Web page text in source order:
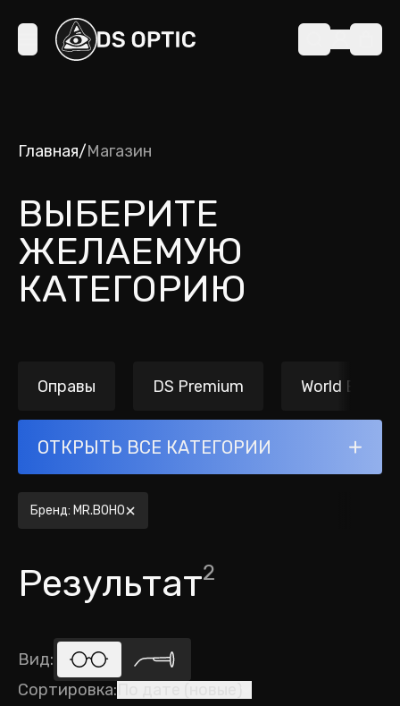
Главная/Магазин
ВЫБЕРИТЕ
ЖЕЛАЕМУЮ
КАТЕГОРИЮ
Оправы DS Premium World Brands
ОТКРЫТЬ ВСЕ КАТЕГОРИИ
Бренд: MR.BOHO
Результат2
Вид:
Сортировка: